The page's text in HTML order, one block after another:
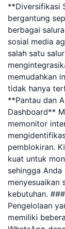
**Diversifikasi
bergantung
berbagai
sosial media
salah satu
memudahkan
tidak hanya
**Pantau dan
Dashboard**
memonitor
pemblokiran.
kuat untuk
sehingga
menyesuaikan
kebutuhan.
Pengelolaan
memiliki